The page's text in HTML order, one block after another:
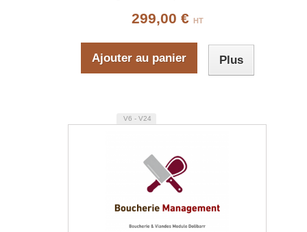
299,00 € HT
Ajouter au panier Plus
V6 - V24